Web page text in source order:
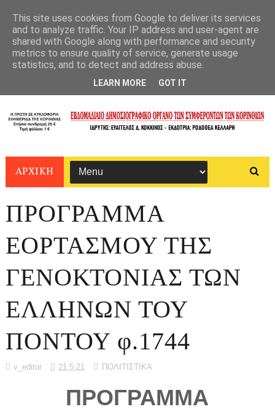
ΑΡΧΙΚΗ
ΠΡΟΓΡΑΜΜΑ
ΕΟΡΤΑΣΜΟΥ ΤΗΣ
ΓΕΝΟΚΤΟΝΙΑΣ ΤΩΝ
ΕΛΛΗΝΩΝ ΤΟΥ
ΠΟΝΤΟΥ φ.1744
v_editor 21.5.21 ΠΟΛΙΤΙΣΤΙΚΑ
ΠΡΟΓΡΑΜΜΑ
This site uses cookies from Google to deliver its services
and to analyze traffic. Your IP address and user-agent are
shared with Google along with performance and security
metrics to ensure quality of service, generate usage
statistics, and to detect and address abuse.
LEARN MORE GOT IT